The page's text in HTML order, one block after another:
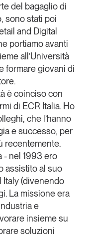
del bagaglio di
sono stati poi
and Digital
portiamo avanti
all’Università
formare giovani di
è coinciso con
di ECR Italia. Ho
che l’hanno
e successo, per
recentemente.
- nel 1993 ero
assistito al suo
Italy (divenendo
La missione era
e
insieme su
soluzioni